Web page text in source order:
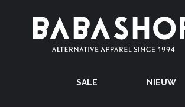
SALE NIEUW